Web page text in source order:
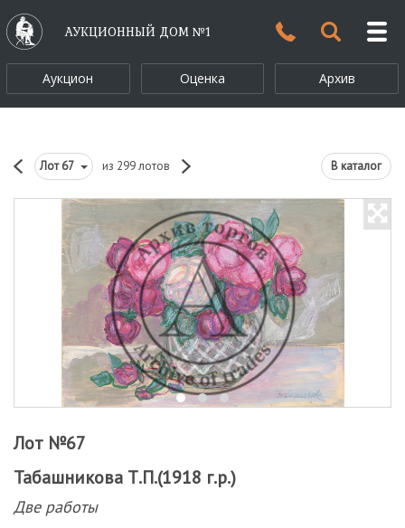
АУКЦИОННЫЙ ДОМ №1
Аукцион Оценка Архив
Лот67 из 299 лотов В каталог
Лот №67
Табашникова Т.П.(1918 г.р.)
Две работы